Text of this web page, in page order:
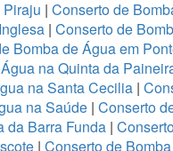
| Conserto de
| Conserto de
Bomba de Água em
na Quinta da
na Santa Cecilia|
na Saúde| Conserto
da Barra Funda|
| Conserto de